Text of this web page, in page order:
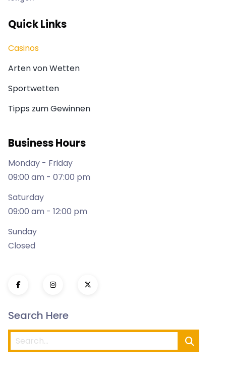
Quick Links
Casinos
Arten von Wetten
Sportwetten
Tipps zum Gewinnen
Business Hours
Monday - Friday
09:00 am - 07:00 pm
Saturday
09:00 am - 12:00 pm
Sunday
Closed
Search Here